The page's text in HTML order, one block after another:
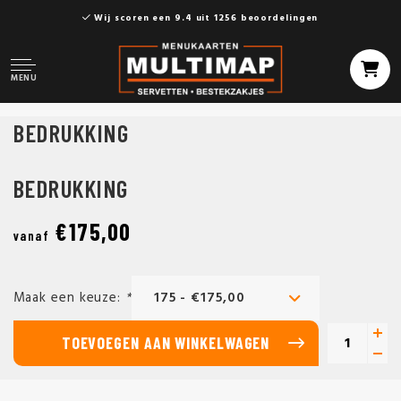
Wij scoren een 9.4 uit 1256 beoordelingen
MENU
BEDRUKKING
BEDRUKKING
vanaf €175,00
Maak een keuze: * 175 - €175,00
TOEVOEGEN AAN WINKELWAGEN